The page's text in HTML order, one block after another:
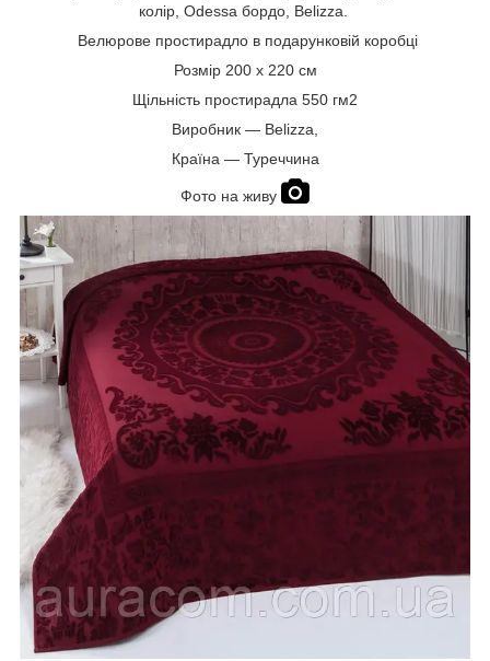
колір, Odessa бордо, Belizzа.
Велюрове простирадло в подарунковій коробці
Розмір 200 х 220 см
Щільність простирадла 550 гм2
Виробник — Belizza,
Країна — Туреччина
Фото на живу